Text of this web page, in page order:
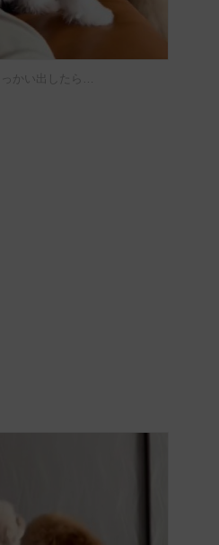
っかい出したら…